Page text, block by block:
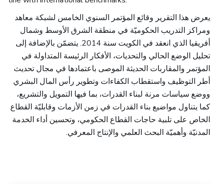
يعرض هذا التقرير وقائع المؤتمر السنوي الخامس لشبكة معاهد
ومراكز التدريب الحكوميّة في منطقة الشرق الأوسط وشمال
أفريقيا الذي انعقد في الكويت سنة 2014. يتضمّن بالإضافة إلى
تحليل الوضع الحالي والتحديات، الأفكار الرئيسة المتداولة في
المؤتمر والمقاربات الحديثة الموصى باعتمادها في مجال تحديث
أطر التوظيف واستقطاب الكفاءات وتطوير رأس المال البشري
ووضع سياسات مرنة لبناء القدرات، بما فيها التمويل والتشريع،
كما يتناول مواضيع بناء القدرات في زمن الأزمات وقابليّة القطاع
الخاص على تلبية حاجات القطاع الحكومي، وتحسين أداء الخدمة
المدنيّة وأهميّة البحث العلمي والإنتاج المعرفي.